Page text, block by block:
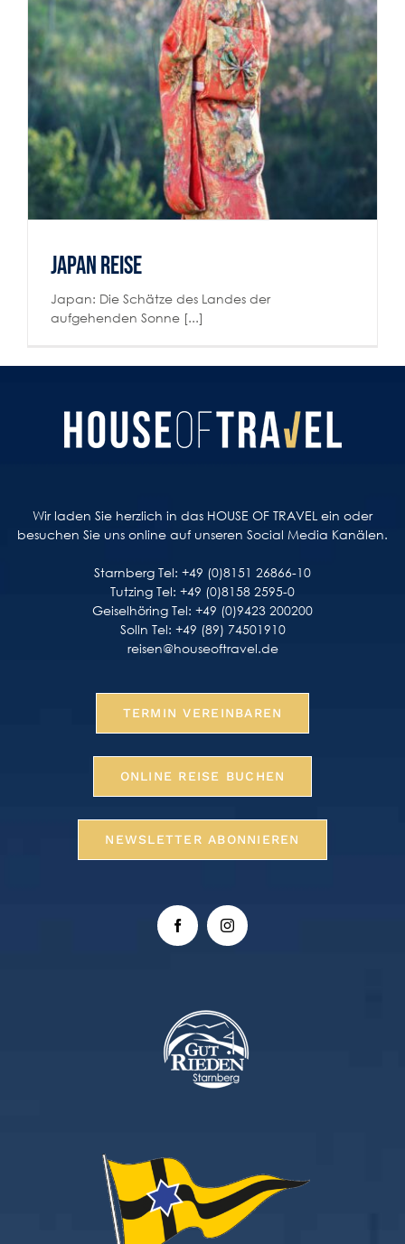
Japan Reise
Reiselust
Japan Reise
Japan: Die Schätze des Landes der
aufgehenden Sonne [...]
Wir laden Sie herzlich in das HOUSE OF TRAVEL ein oder
besuchen Sie uns online auf unseren Social Media Kanälen.
Starnberg Tel: +49 (0)8151 26866-10
Tutzing Tel: +49 (0)8158 2595-0
Geiselhöring Tel: +49 (0)9423 200200
Solln Tel: +49 (89) 74501910
reisen@houseoftravel.de
TERMIN VEREINBAREN
ONLINE REISE BUCHEN
NEWSLETTER ABONNIEREN